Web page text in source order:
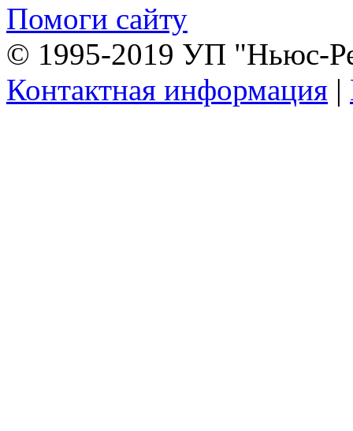
Помоги сайту
© 1995-2019 УП "Ньюс-
Контактная информация |